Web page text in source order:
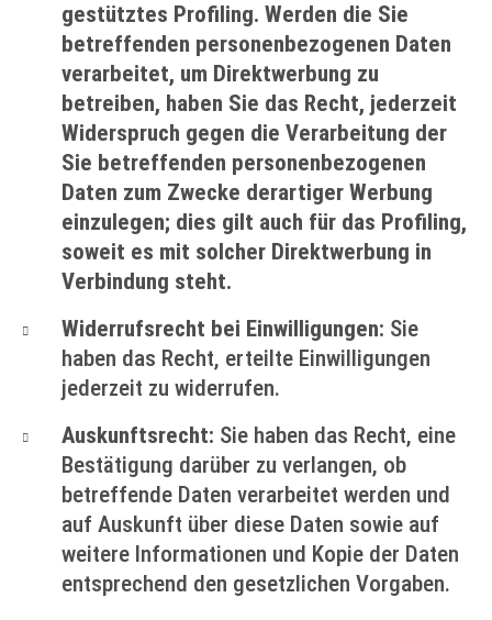
gestütztes Profiling. Werden die Sie
betreffenden personenbezogenen Daten
verarbeitet, um Direktwerbung zu
betreiben, haben Sie das Recht, jederzeit
Widerspruch gegen die Verarbeitung der
Sie betreffenden personenbezogenen
Daten zum Zwecke derartiger Werbung
einzulegen; dies gilt auch für das Profiling,
soweit es mit solcher Direktwerbung in
Verbindung steht.
Widerrufsrecht bei Einwilligungen: Sie
haben das Recht, erteilte Einwilligungen
jederzeit zu widerrufen.
Auskunftsrecht: Sie haben das Recht, eine
Bestätigung darüber zu verlangen, ob
betreffende Daten verarbeitet werden und
auf Auskunft über diese Daten sowie auf
weitere Informationen und Kopie der Daten
entsprechend den gesetzlichen Vorgaben.